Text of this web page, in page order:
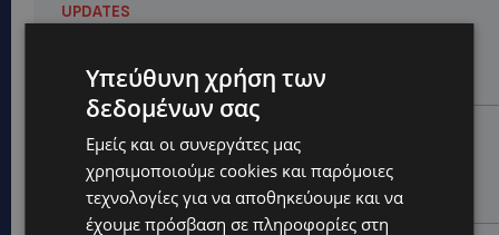
UPDATES
ηλεκτρικό του ποδήλατο
«ENOLA GAY»: Το τραγούδι που κράτησε ζωντανή τη
μνήμη της Χιροσίμα – 81 χρόνια από τη μέρα που
άλλαξε την ανθρωπότητα-(Bίντεο)
Υπεύθυνη χρήση των
δεδομένων σας
Εμείς και οι συνεργάτες μας
χρησιμοποιούμε cookies και παρόμοιες
τεχνολογίες για να αποθηκεύουμε και να
έχουμε πρόσβαση σε πληροφορίες στη